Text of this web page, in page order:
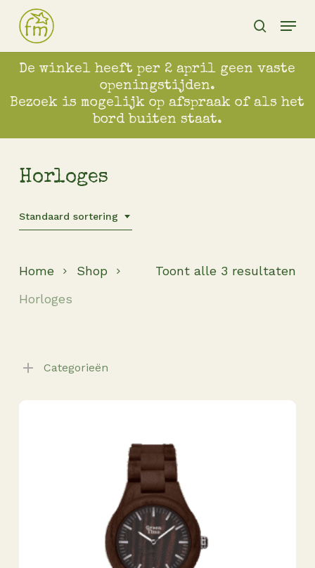
content
search
Menu
De winkel heeft per 2 april geen vaste
openingstijden.
Bezoek is mogelijk op afspraak of als het
bord buiten staat.
Horloges
Standaard sortering
Toont alle 3 resultaten
Home
Shop
Horloges
Categorieën